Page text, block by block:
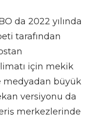
da 2022 yılında
tarafından
için mekik
medyadan büyük
versiyonu da
merkezlerinde